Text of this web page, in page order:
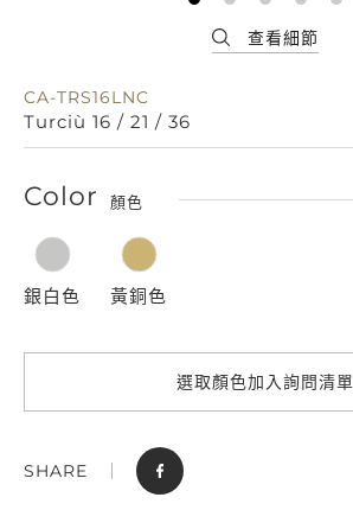
CA-TRS16LNC
Turciù 16 / 21 / 36
Color 顏色
銀白色 黃銅色
選取顏色加入詢問清單
SHARE